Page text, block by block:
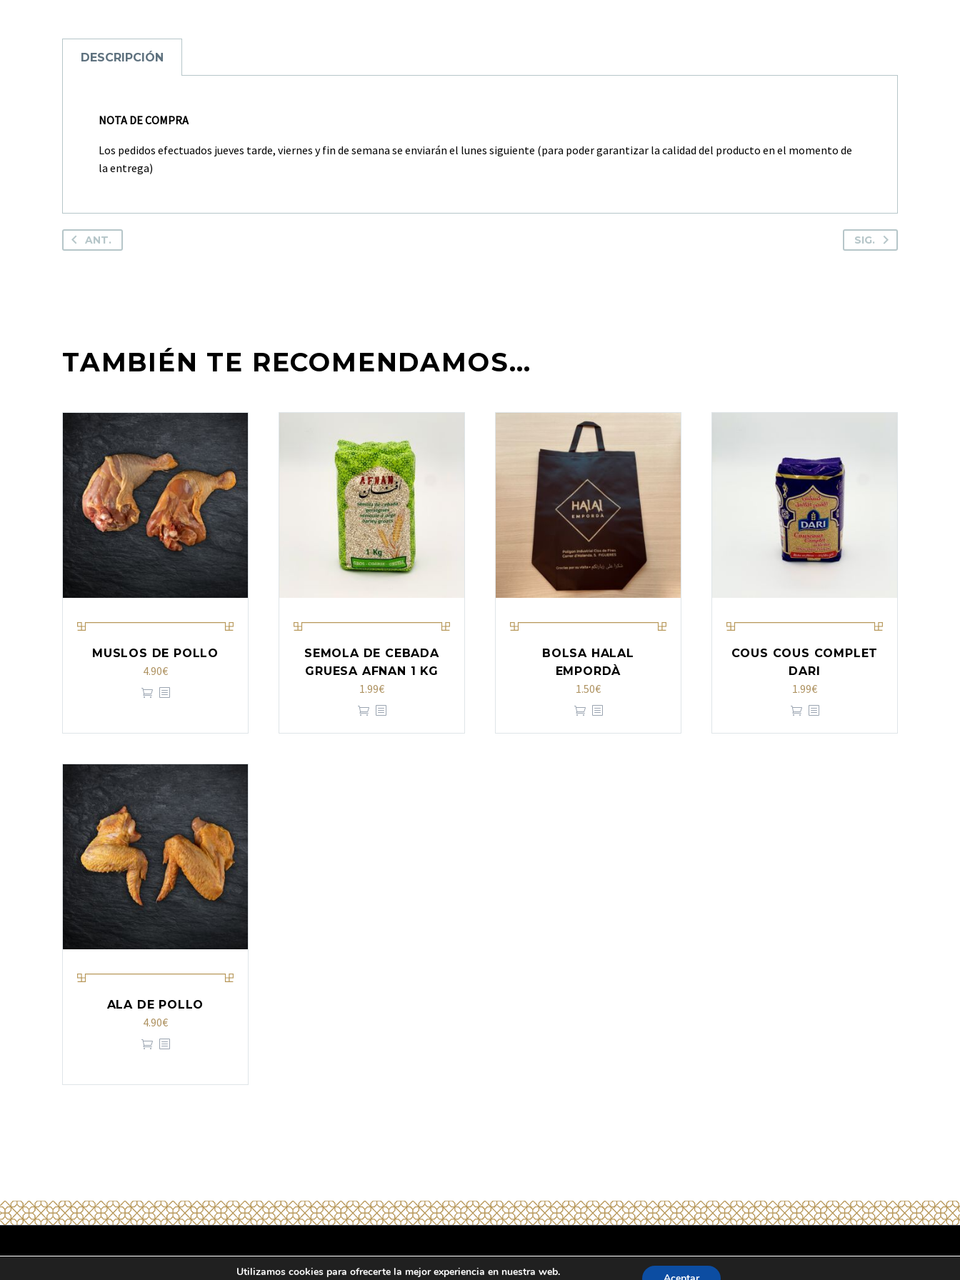
DESCRIPCIÓN
NOTA DE COMPRA
Los pedidos efectuados jueves tarde, viernes y fin de semana se enviarán el lunes siguiente (para poder garantizar la calidad del producto en el momento de
la entrega)
ANT. SIG.
TAMBIÉN TE RECOMENDAMOS…
MUSLOS DE POLLO
4.90€
SEMOLA DE CEBADA
GRUESA AFNAN 1 KG
1.99€
BOLSA HALAL
EMPORDÀ
1.50€
COUS COUS COMPLET
DARI
1.99€
ALA DE POLLO
4.90€
Aviso legal
Utilizamos cookies para ofrecerte la mejor experiencia en nuestra web.